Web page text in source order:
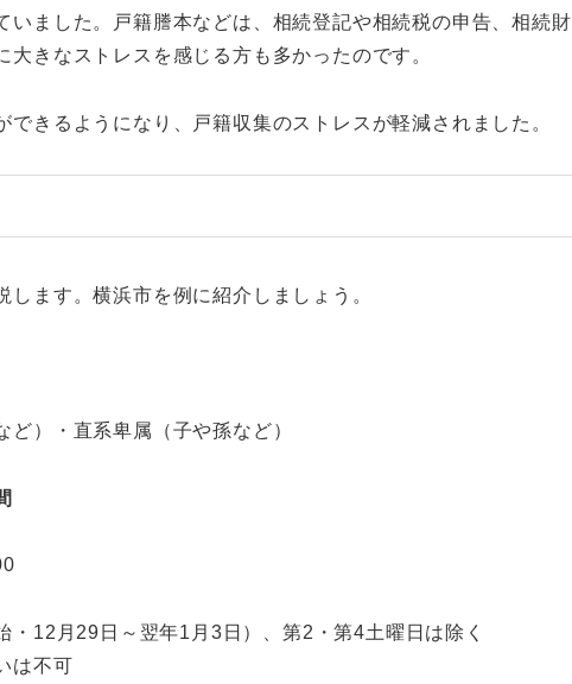
いました。戸籍謄本などは、相続登記や相続税の申告、相続財
きなストレスを感じる方も多かったのです。
きるようになり、戸籍収集のストレスが軽減されました。
ます。横浜市を例に紹介しましょう。
）・直系卑属（子や孫など）
12月29日～翌年1月3日）、第2・第4土曜日は除く
は不可